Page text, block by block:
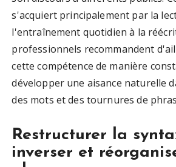
s'acquiert principalement par la
l'entraînement quotidien à la
professionnels recommandent
cette compétence de manière
développer une aisance naturelle
des mots et des tournures de
Restructurer la
inverser et